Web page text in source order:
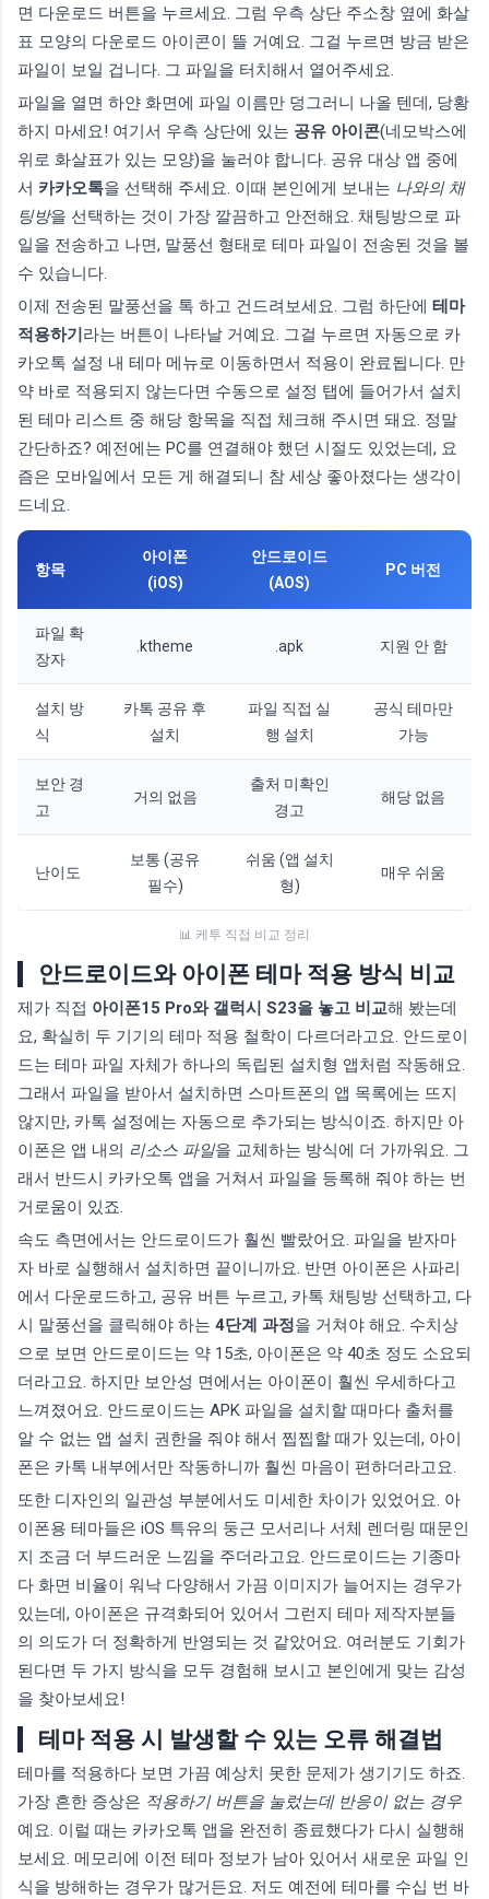
면 다운로드 버튼을 누르세요. 그럼 우측 상단 주소창 옆에 화살
표 모양의 다운로드 아이콘이 뜰 거예요. 그걸 누르면 방금 받은
파일이 보일 겁니다. 그 파일을 터치해서 열어주세요.
파일을 열면 하얀 화면에 파일 이름만 덩그러니 나올 텐데, 당황
하지 마세요! 여기서 우측 상단에 있는 공유 아이콘(네모박스에
위로 화살표가 있는 모양)을 눌러야 합니다. 공유 대상 앱 중에
서 카카오톡을 선택해 주세요. 이때 본인에게 보내는 나와의 채
팅방을 선택하는 것이 가장 깔끔하고 안전해요. 채팅방으로 파
일을 전송하고 나면, 말풍선 형태로 테마 파일이 전송된 것을 볼
수 있습니다.
이제 전송된 말풍선을 톡 하고 건드려보세요. 그럼 하단에 테마
적용하기라는 버튼이 나타날 거예요. 그걸 누르면 자동으로 카
카오톡 설정 내 테마 메뉴로 이동하면서 적용이 완료됩니다. 만
약 바로 적용되지 않는다면 수동으로 설정 탭에 들어가서 설치
된 테마 리스트 중 해당 항목을 직접 체크해 주시면 돼요. 정말
간단하죠? 예전에는 PC를 연결해야 했던 시절도 있었는데, 요
즘은 모바일에서 모든 게 해결되니 참 세상 좋아졌다는 생각이
드네요.
항목
아이폰
(iOS)
안드로이드
(AOS)
PC 버전
파일 확
장자
.ktheme .apk 지원 안 함
설치 방
식
카톡 공유 후
설치
파일 직접 실
행 설치
공식 테마만
가능
보안 경
고
거의 없음
출처 미확인
경고
해당 없음
난이도
보통 (공유
필수)
쉬움 (앱 설치
형)
매우 쉬움
📊 케투 직접 비교 정리
안드로이드와 아이폰 테마 적용 방식 비교
제가 직접 아이폰15 Pro와 갤럭시 S23을 놓고 비교해 봤는데
요, 확실히 두 기기의 테마 적용 철학이 다르더라고요. 안드로이
드는 테마 파일 자체가 하나의 독립된 설치형 앱처럼 작동해요.
그래서 파일을 받아서 설치하면 스마트폰의 앱 목록에는 뜨지
않지만, 카톡 설정에는 자동으로 추가되는 방식이죠. 하지만 아
이폰은 앱 내의 리소스 파일을 교체하는 방식에 더 가까워요. 그
래서 반드시 카카오톡 앱을 거쳐서 파일을 등록해 줘야 하는 번
거로움이 있죠.
속도 측면에서는 안드로이드가 훨씬 빨랐어요. 파일을 받자마
자 바로 실행해서 설치하면 끝이니까요. 반면 아이폰은 사파리
에서 다운로드하고, 공유 버튼 누르고, 카톡 채팅방 선택하고, 다
시 말풍선을 클릭해야 하는 4단계 과정을 거쳐야 해요. 수치상
으로 보면 안드로이드는 약 15초, 아이폰은 약 40초 정도 소요되
더라고요. 하지만 보안성 면에서는 아이폰이 훨씬 우세하다고
느껴졌어요. 안드로이드는 APK 파일을 설치할 때마다 출처를
알 수 없는 앱 설치 권한을 줘야 해서 찝찝할 때가 있는데, 아이
폰은 카톡 내부에서만 작동하니까 훨씬 마음이 편하더라고요.
또한 디자인의 일관성 부분에서도 미세한 차이가 있었어요. 아
이폰용 테마들은 iOS 특유의 둥근 모서리나 서체 렌더링 때문인
지 조금 더 부드러운 느낌을 주더라고요. 안드로이드는 기종마
다 화면 비율이 워낙 다양해서 가끔 이미지가 늘어지는 경우가
있는데, 아이폰은 규격화되어 있어서 그런지 테마 제작자분들
의 의도가 더 정확하게 반영되는 것 같았어요. 여러분도 기회가
된다면 두 가지 방식을 모두 경험해 보시고 본인에게 맞는 감성
을 찾아보세요!
테마 적용 시 발생할 수 있는 오류 해결법
테마를 적용하다 보면 가끔 예상치 못한 문제가 생기기도 하죠.
가장 흔한 증상은 적용하기 버튼을 눌렀는데 반응이 없는 경우
예요. 이럴 때는 카카오톡 앱을 완전히 종료했다가 다시 실행해
보세요. 메모리에 이전 테마 정보가 남아 있어서 새로운 파일 인
식을 방해하는 경우가 많거든요. 저도 예전에 테마를 수십 번 바